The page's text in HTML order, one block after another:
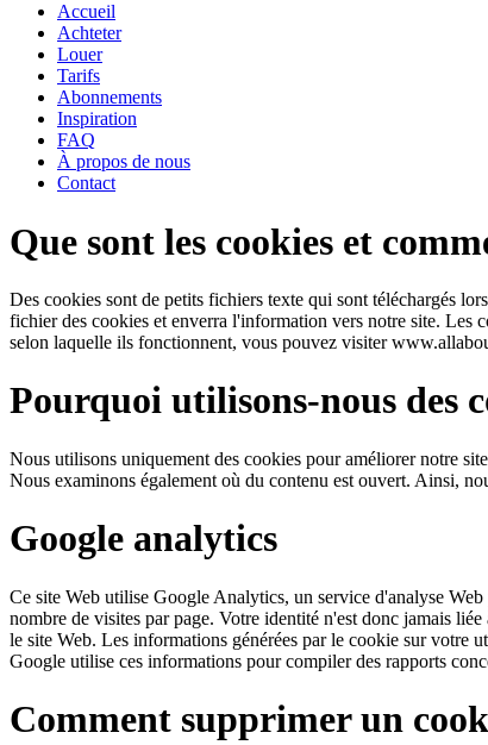
Accueil
Achteter
Louer
Tarifs
Abonnements
Inspiration
FAQ
À propos de nous
Contact
Que sont les cookies et
Des cookies sont de petits fichiers texte qui sont téléchargés
fichier des cookies et enverra l'information vers notre site. Les
selon laquelle ils fonctionnent, vous pouvez visiter
Pourquoi utilisons-nous des
Nous utilisons uniquement des cookies pour améliorer notre
Nous examinons également où du contenu est ouvert. Ainsi,
Google analytics
Ce site Web utilise Google Analytics, un service d'analyse
nombre de visites par page. Votre identité n'est donc jamais
le site Web. Les informations générées par le cookie sur votre
Google utilise ces informations pour compiler des rapports
Comment supprimer un